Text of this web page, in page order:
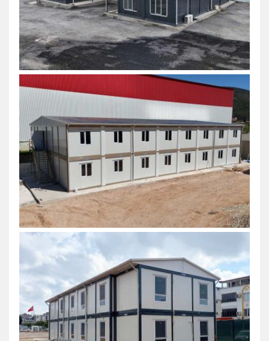
energiahatékonyságot kínál.
A használt konténer előnye viszont az
ár és a gyors elérhetőség. Rövid távú projektek
esetén sok vállalkozás ezt választja.
Mire figyeljünk irodakonténer
vásárlás előtt?
Vásárlás előtt fontos ellenőrizni a konténer
állapotát és felszereltségét.
A legfontosabb szempontok:
stabil szerkezet
megfelelő szigetelés
elektromos hálózat állapota
padló és falburkolatok minősége
szállítás és telepítés lehetősége
Egy jól kiválasztott irodakonténer hosszú távon is
kényelmes és praktikus munkakörnyezetet